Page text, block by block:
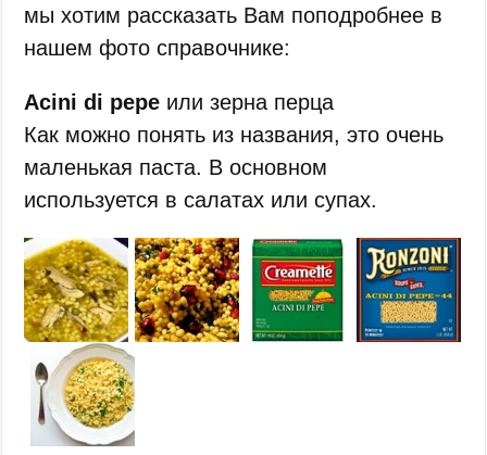
мы хотим рассказать Вам поподробнее в
нашем фото справочнике:
Acini di pepe или зерна перца
Как можно понять из названия, это очень
маленькая паста. В основном
используется в салатах или супах.